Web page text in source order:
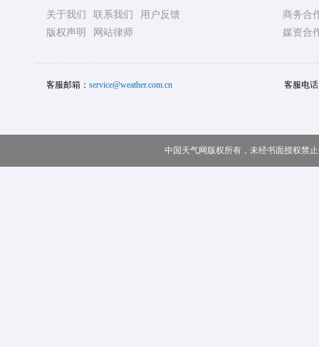
关于我们 联系我们
用户反馈
版权声明
网站律师
商务合
媒资合
客服邮箱： service@weather.com.cn 客服电
中国天气网版权所有，未经书面授权